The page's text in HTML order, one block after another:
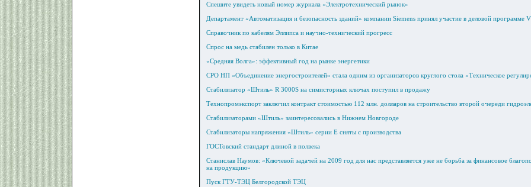
Спешите увидеть новый номер журнала «Электротехнический рынок»
Департамент «Автоматизация и безопасность зданий» компании Siemens принял участие в деловой
Справочник по кабелям Эллипса и научно-технический прогресс
Спрос на медь стабилен только в Китае
«Средняя Волга»: эффективный год на рынке энергетики
СРО НП «Объединение энергостроителей» стала одним из организаторов круглого стола «Техническое
Стабилизатор «Штиль» R 3000S на симисторных ключах поступил в продажу
Технопромэкспорт заключил контракт стоимостью 112 млн. долларов на строительство второй очереди
Стабилизаторами «Штиль» заинтересовались в Нижнем Новгороде
Стабилизаторы напряжения «Штиль» серии E сняты с производства
ГОСТовский стандарт длиной в полвека
Станислав Наумов: «Ключевой задачей на 2009 год для нас представляется уже не борьба за финансовое
на продукцию»
Пуск ГТУ-ТЭЦ Белгородской ТЭЦ